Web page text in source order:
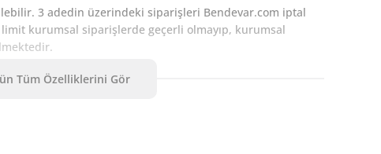
3 adedin üzerindeki siparişleri Bendevar.com iptal
kurumsal siparişlerde geçerli olmayıp, kurumsal
için
Tüm Özelliklerini Gör